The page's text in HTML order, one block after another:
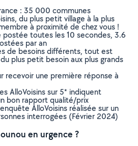
: 35 000 communes
du plus petit village à la plus
à proximité de chez vous !
postée toutes les 10 secondes, 3.6
par an
de besoins différents, tout est
plus petit besoin aux plus grands
recevoir une première réponse à
AlloVoisins sur 5* indiquent
bon rapport qualité/prix
AlloVoisins réalisée sur un
interrogées (Février 2024)
en urgence ?